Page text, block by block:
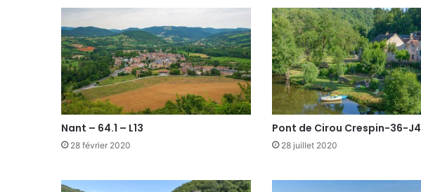
Nant – 64.1 – L13
28 février 2020
Pont de Cirou Crespin-36-J4
28 juillet 2020